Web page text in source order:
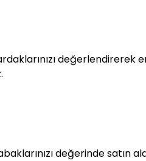
değerlendirerek
değerinde satın